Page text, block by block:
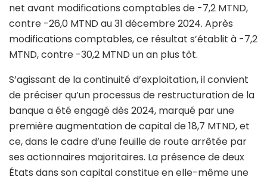
net avant modifications comptables de -7,2 MTND,
contre -26,0 MTND au 31 décembre 2024. Après
modifications comptables, ce résultat s’établit à -7,2
MTND, contre -30,2 MTND un an plus tôt.
S’agissant de la continuité d’exploitation, il convient
de préciser qu’un processus de restructuration de la
banque a été engagé dès 2024, marqué par une
première augmentation de capital de 18,7 MTND, et
ce, dans le cadre d’une feuille de route arrêtée par
ses actionnaires majoritaires. La présence de deux
États dans son capital constitue en elle-même une